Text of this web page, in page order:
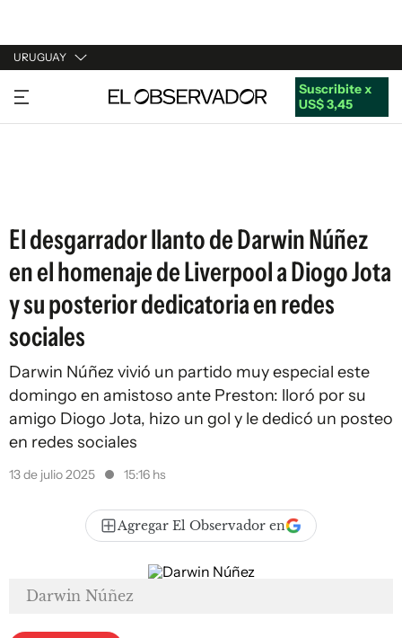
URUGUAY
URUGUAY
ARGENTINA
Suscribite x
US$ 3,45
El desgarrador llanto de Darwin Núñez
en el homenaje de Liverpool a Diogo Jota
y su posterior dedicatoria en redes
sociales
Darwin Núñez vivió un partido muy especial este
domingo en amistoso ante Preston: lloró por su
amigo Diogo Jota, hizo un gol y le dedicó un posteo
en redes sociales
13 de julio 2025 15:16 hs
Agregar El Observador en
Darwin Núñez